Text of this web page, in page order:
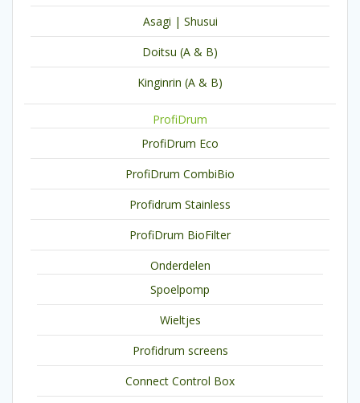
Asagi | Shusui
Doitsu (A & B)
Kinginrin (A & B)
ProfiDrum
ProfiDrum Eco
ProfiDrum CombiBio
Profidrum Stainless
ProfiDrum BioFilter
Onderdelen
Spoelpomp
Wieltjes
Profidrum screens
Connect Control Box